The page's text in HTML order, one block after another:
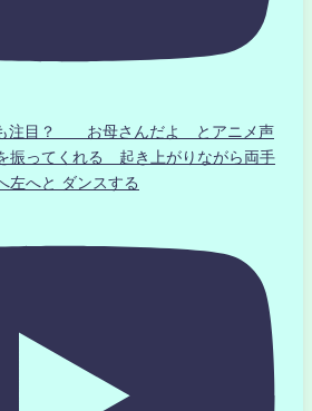
も注目？ お母さんだよ とアニメ声
振ってくれる 起き上がりながら両手
へと ダンスする